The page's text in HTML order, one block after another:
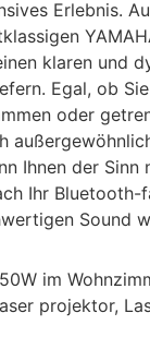
Erlebnis.
klaren und
Egal, ob
oder
Ihnen der Sinn
Ihr Bluetooth-
Sound